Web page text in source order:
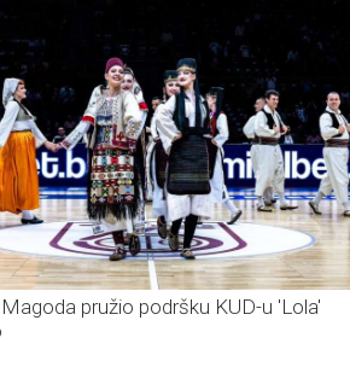
pružio podršku KUD-u 'Lola'